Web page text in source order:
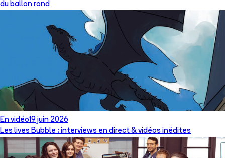
du ballon rond
En vidéo19 juin 2026
Les lives Bubble : interviews en direct & vidéos inédites